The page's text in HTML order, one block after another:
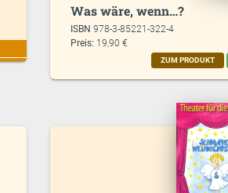
Was wäre, wenn…?
ISBN978-3-85221-322-4
Preis: 19,90 €
ZUM PRODUKT